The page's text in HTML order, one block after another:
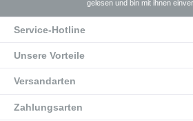
gelesen und bin mit ihnen
Service-Hotline
Unsere Vorteile
Versandarten
Zahlungsarten